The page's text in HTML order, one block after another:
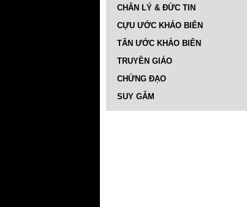
CHÂN LÝ & ĐỨC TIN
CỰU ƯỚC KHẢO BIÊN
TÂN ƯỚC KHẢO BIÊN
TRUYỀN GIÁO
CHỨNG ĐẠO
SUY GẪM